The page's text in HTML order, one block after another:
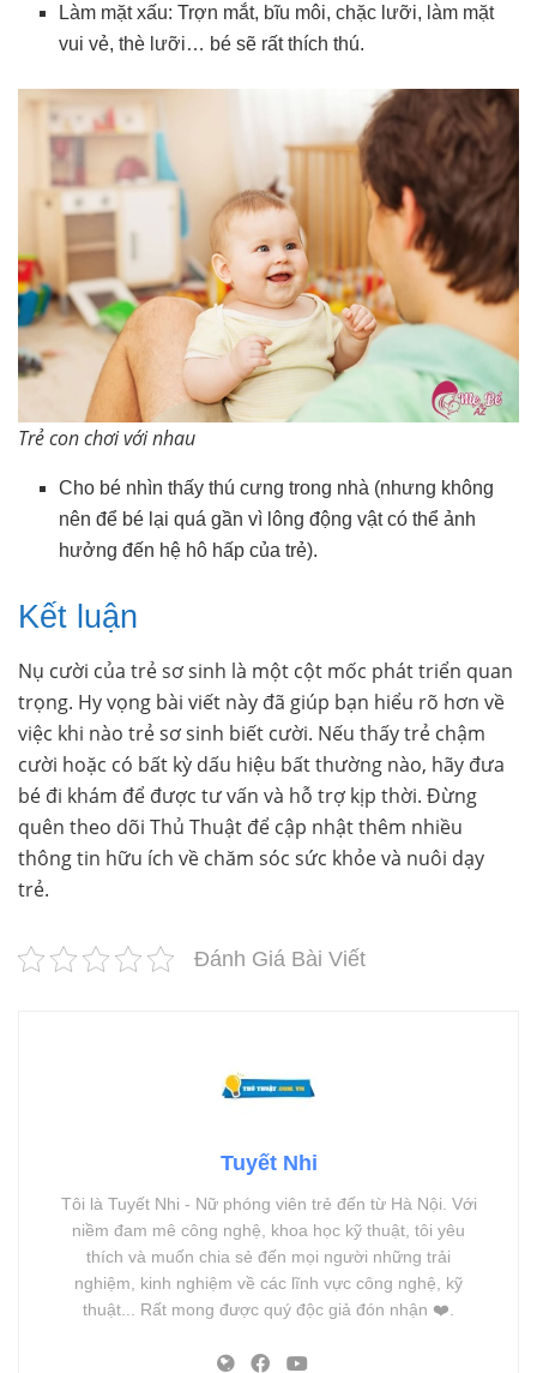
Làm mặt xấu: Trợn mắt, bĩu môi, chặc lưỡi, làm mặt
vui vẻ, thè lưỡi… bé sẽ rất thích thú.
Trẻ con chơi với nhau
Cho bé nhìn thấy thú cưng trong nhà (nhưng không
nên để bé lại quá gần vì lông động vật có thể ảnh
hưởng đến hệ hô hấp của trẻ).
Kết luận
Nụ cười của trẻ sơ sinh là một cột mốc phát triển quan
trọng. Hy vọng bài viết này đã giúp bạn hiểu rõ hơn về
việc khi nào trẻ sơ sinh biết cười. Nếu thấy trẻ chậm
cười hoặc có bất kỳ dấu hiệu bất thường nào, hãy đưa
bé đi khám để được tư vấn và hỗ trợ kịp thời. Đừng
quên theo dõi Thủ Thuật để cập nhật thêm nhiều
thông tin hữu ích về chăm sóc sức khỏe và nuôi dạy
trẻ.
Đánh Giá Bài Viết
Tuyết Nhi
Tôi là Tuyết Nhi - Nữ phóng viên trẻ đến từ Hà Nội. Với
niềm đam mê công nghệ, khoa học kỹ thuật, tôi yêu
thích và muốn chia sẻ đến mọi người những trải
nghiệm, kinh nghiệm về các lĩnh vực công nghệ, kỹ
thuật... Rất mong được quý độc giả đón nhận ❤️.